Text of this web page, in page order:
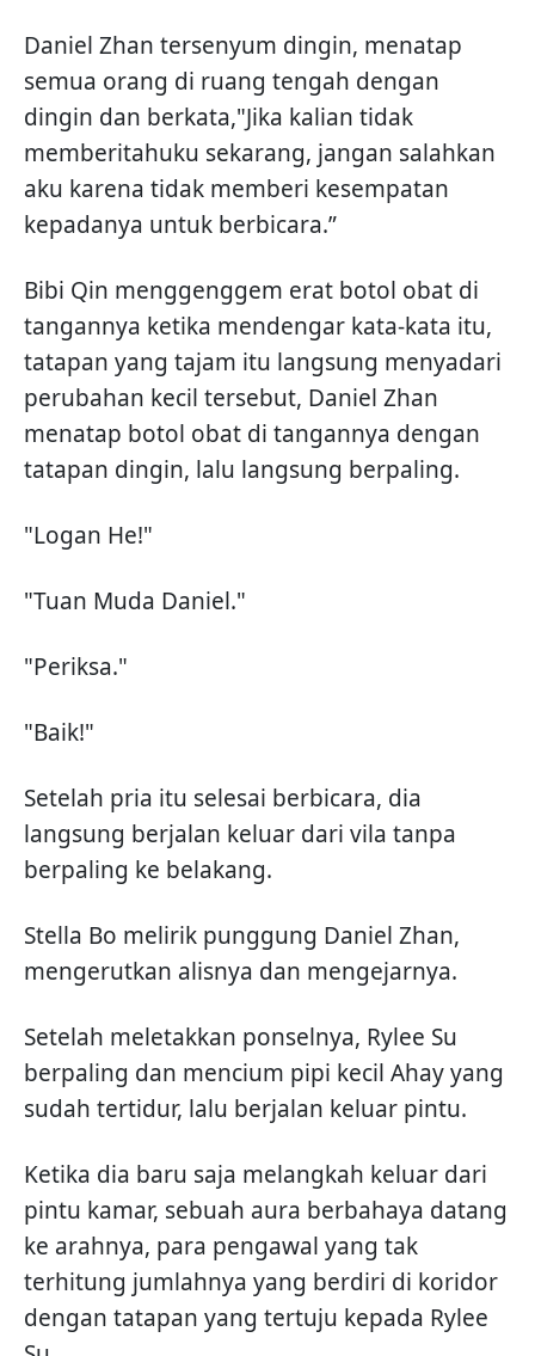
Daniel Zhan tersenyum dingin, menatap
semua orang di ruang tengah dengan
dingin dan berkata,"Jika kalian tidak
memberitahuku sekarang, jangan salahkan
aku karena tidak memberi kesempatan
kepadanya untuk berbicara.”
Bibi Qin menggenggem erat botol obat di
tangannya ketika mendengar kata-kata itu,
tatapan yang tajam itu langsung menyadari
perubahan kecil tersebut, Daniel Zhan
menatap botol obat di tangannya dengan
tatapan dingin, lalu langsung berpaling.
"Logan He!"
"Tuan Muda Daniel."
"Periksa."
"Baik!"
Setelah pria itu selesai berbicara, dia
langsung berjalan keluar dari vila tanpa
berpaling ke belakang.
Stella Bo melirik punggung Daniel Zhan,
mengerutkan alisnya dan mengejarnya.
Setelah meletakkan ponselnya, Rylee Su
berpaling dan mencium pipi kecil Ahay yang
sudah tertidur, lalu berjalan keluar pintu.
Ketika dia baru saja melangkah keluar dari
pintu kamar, sebuah aura berbahaya datang
ke arahnya, para pengawal yang tak
terhitung jumlahnya yang berdiri di koridor
dengan tatapan yang tertuju kepada Rylee